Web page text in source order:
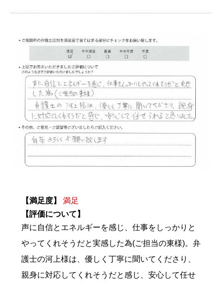
【満足度】
満足
【評価について】
声に自信とエネルギーを感じ、仕事をしっかりと
やってくれそうだと実感した為(ご担当の東様)。弁
護士の河上様は、優しく丁寧に聞いてくださり、
親身に対応してくれそうだと感じ、安心して任せ